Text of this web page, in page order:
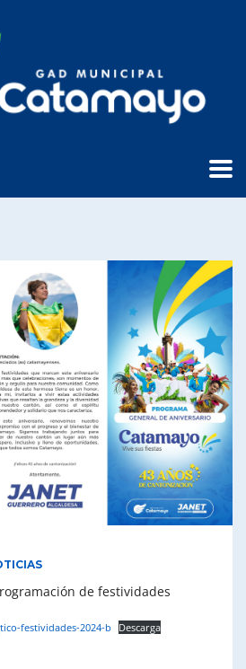
de festividades
festividades-2024-b Descarga